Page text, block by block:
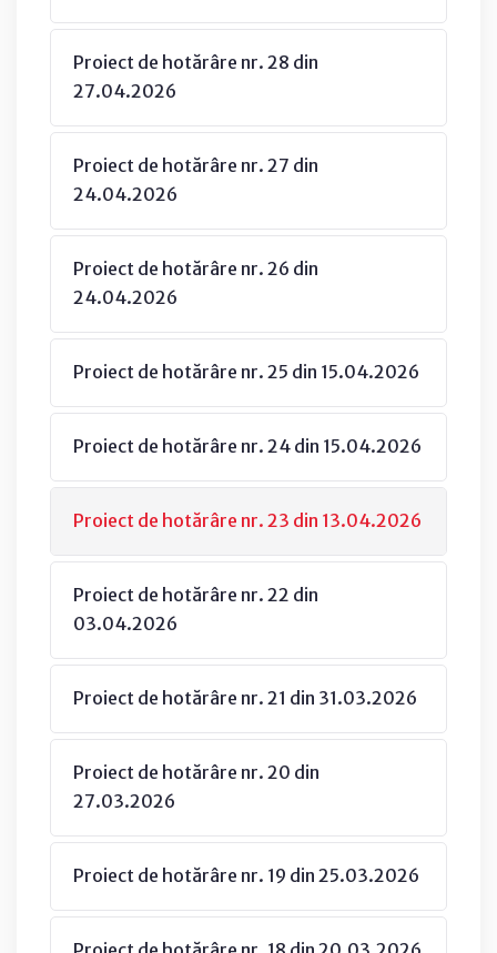
Proiect de hotărâre nr. 28 din
27.04.2026
Proiect de hotărâre nr. 27 din
24.04.2026
Proiect de hotărâre nr. 26 din
24.04.2026
Proiect de hotărâre nr. 25 din 15.04.2026
Proiect de hotărâre nr. 24 din 15.04.2026
Proiect de hotărâre nr. 23 din 13.04.2026
Proiect de hotărâre nr. 22 din
03.04.2026
Proiect de hotărâre nr. 21 din 31.03.2026
Proiect de hotărâre nr. 20 din
27.03.2026
Proiect de hotărâre nr. 19 din 25.03.2026